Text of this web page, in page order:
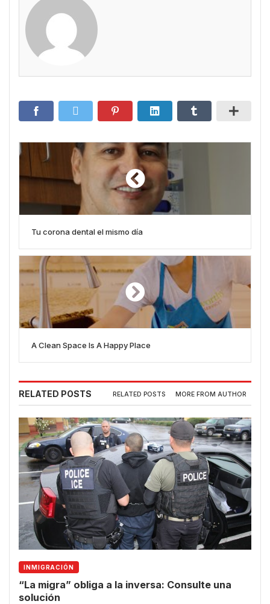
Tu corona dental el mismo día
A Clean Space Is A Happy Place
RELATED POSTS RELATED POSTS MORE FROM AUTHOR
INMIGRACIÓN
“La migra” obliga a la inversa: Consulte una
solución